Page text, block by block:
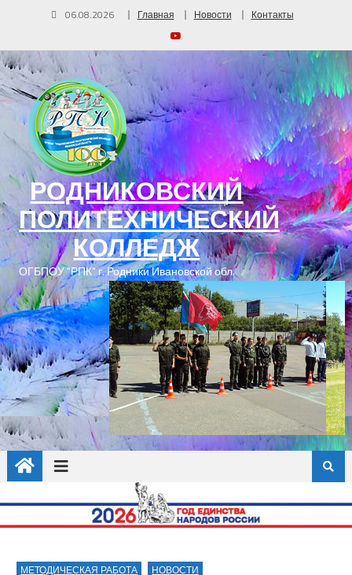
06.08.2026 Главная Новости Контакты
РОДНИКОВСКИЙ
ПОЛИТЕХНИЧЕСКИЙ
КОЛЛЕДЖ
ОГБПОУ "РПК" г. Родники Ивановской обл.
МЕТОДИЧЕСКАЯ РАБОТА НОВОСТИ